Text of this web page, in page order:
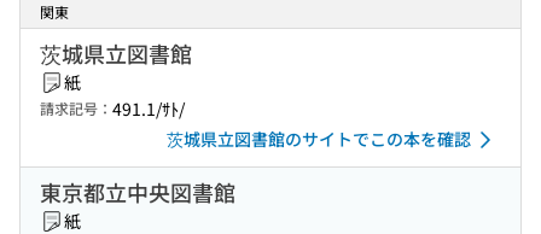
関東
茨城県立図書館
紙
請求記号： 491.1/ｻﾄ/
茨城県立図書館のサイトでこの本を確認
東京都立中央図書館
紙